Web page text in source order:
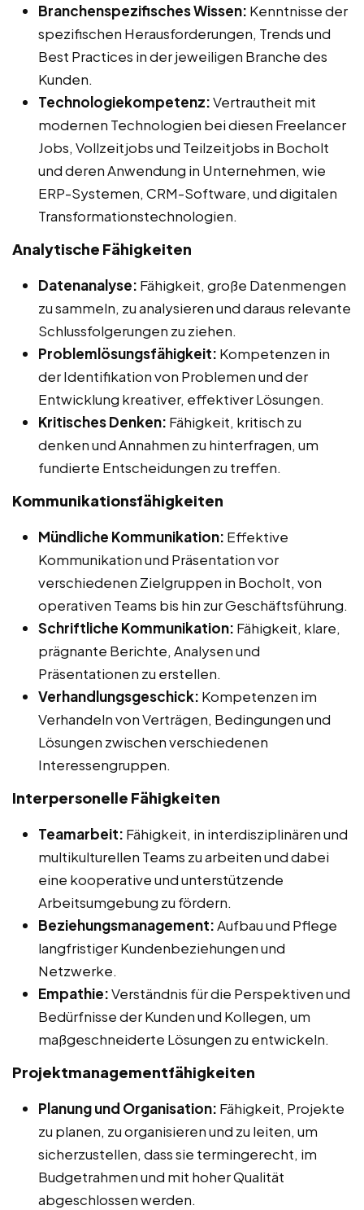
Branchenspezifisches Wissen: Kenntnisse der
spezifischen Herausforderungen, Trends und
Best Practices in der jeweiligen Branche des
Kunden.
Technologiekompetenz:Vertrautheit mit
modernen Technologien bei diesen Freelancer
Jobs, Vollzeitjobs und Teilzeitjobs in Bocholt
und deren Anwendung in Unternehmen, wie
ERP-Systemen, CRM-Software, und digitalen
Transformationstechnologien.
Analytische Fähigkeiten
Datenanalyse: Fähigkeit, große Datenmengen
zu sammeln, zu analysieren und daraus relevante
Schlussfolgerungen zu ziehen.
Problemlösungsfähigkeit: Kompetenzen in
der Identifikation von Problemen und der
Entwicklung kreativer, effektiver Lösungen.
Kritisches Denken: Fähigkeit, kritisch zu
denken und Annahmen zu hinterfragen, um
fundierte Entscheidungen zu treffen.
Kommunikationsfähigkeiten
Mündliche Kommunikation: Effektive
Kommunikation und Präsentation vor
verschiedenen Zielgruppen in Bocholt, von
operativen Teams bis hin zur Geschäftsführung.
Schriftliche Kommunikation: Fähigkeit, klare,
prägnante Berichte, Analysen und
Präsentationen zu erstellen.
Verhandlungsgeschick: Kompetenzen im
Verhandeln von Verträgen, Bedingungen und
Lösungen zwischen verschiedenen
Interessengruppen.
Interpersonelle Fähigkeiten
Teamarbeit: Fähigkeit, in interdisziplinären und
multikulturellen Teams zu arbeiten und dabei
eine kooperative und unterstützende
Arbeitsumgebung zu fördern.
Beziehungsmanagement:Aufbau und Pflege
langfristiger Kundenbeziehungen und
Netzwerke.
Empathie:Verständnis für die Perspektiven und
Bedürfnisse der Kunden und Kollegen, um
maßgeschneiderte Lösungen zu entwickeln.
Projektmanagementfähigkeiten
Planung und Organisation: Fähigkeit, Projekte
zu planen, zu organisieren und zu leiten, um
sicherzustellen, dass sie termingerecht, im
Budgetrahmen und mit hoher Qualität
abgeschlossen werden.